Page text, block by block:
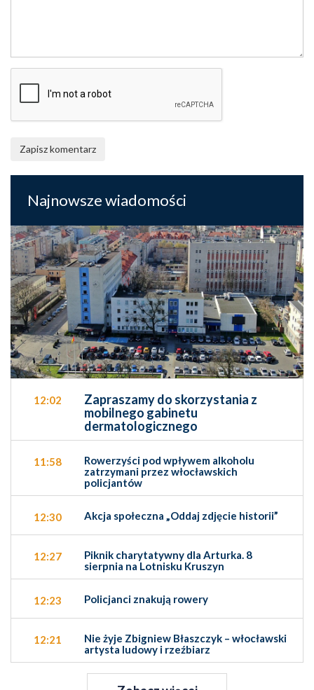
Zapisz komentarz
Najnowsze wiadomości
12:02
Zapraszamy do skorzystania z
mobilnego gabinetu
dermatologicznego
11:58
Rowerzyści pod wpływem alkoholu
zatrzymani przez włocławskich
policjantów
12:30 Akcja społeczna „Oddaj zdjęcie historii”
12:27
Piknik charytatywny dla Arturka. 8
sierpnia na Lotnisku Kruszyn
12:23 Policjanci znakują rowery
12:21
Nie żyje Zbigniew Błaszczyk – włocławski
artysta ludowy i rzeźbiarz